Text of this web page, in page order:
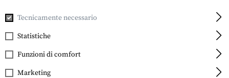
Casa Accessori per pistole
Leapers
30mm QD CNC Mount
Rings Medium
Tecnicamente necessario
Statistiche
Funzioni di comfort
Marketing